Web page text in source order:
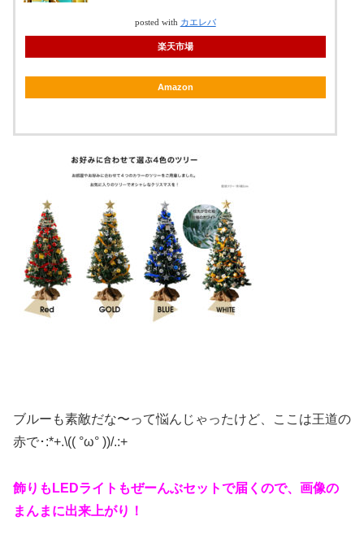
posted with カエレバ
楽天市場
Amazon
ブルーも素敵だな〜って悩んじゃったけど、ここは王道の
赤で･:*+.\(( °ω° ))/.:+
飾りもLEDライトもぜーんぶセットで届くので、画像の
まんまに出来上がり！